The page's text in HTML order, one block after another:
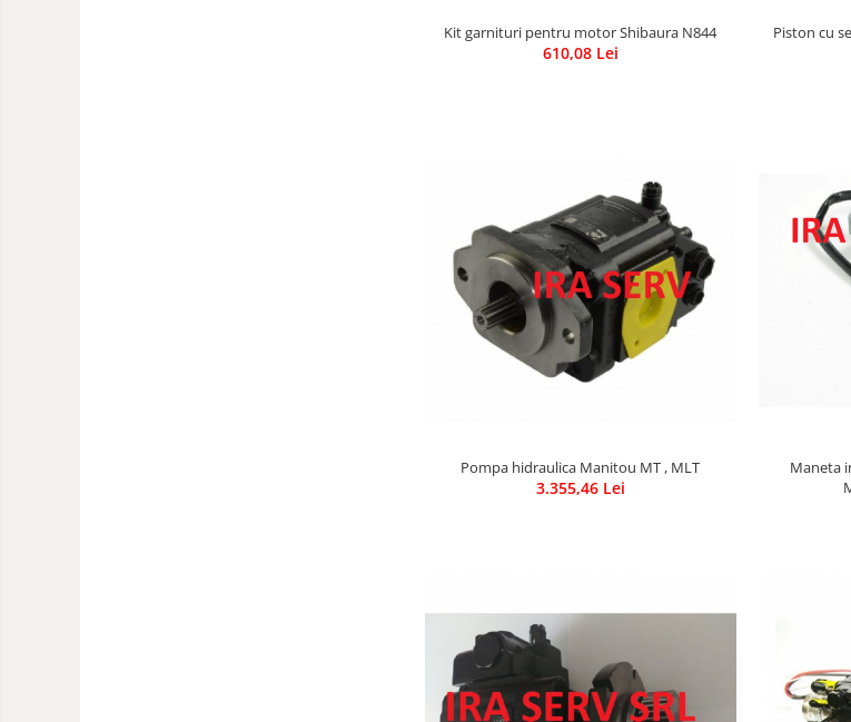
Kit garnituri pentru motor Shibaura N844
610,08 Lei
Piston cu
Pompa hidraulica Manitou MT , MLT
3.355,46 Lei
Maneta